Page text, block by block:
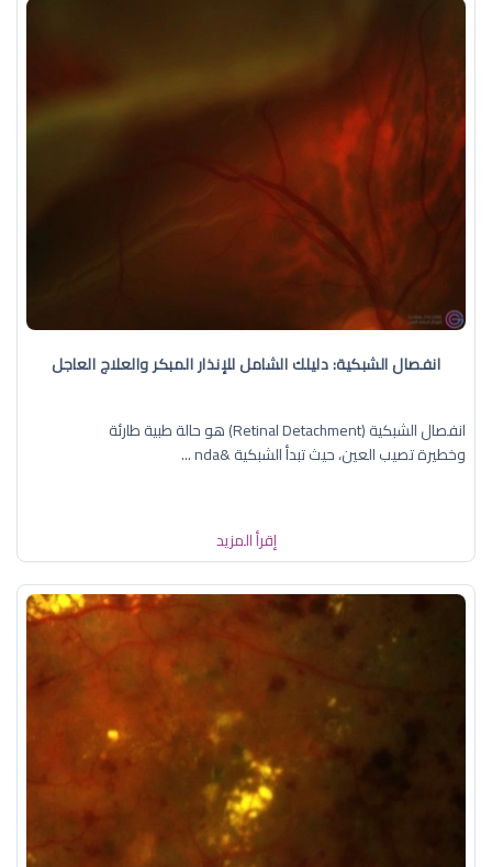
انفصال الشبكية: دليلك الشامل للإنذار المبكر والعلاج العاجل
انفصال الشبكية (Retinal Detachment) هو حالة طبية طارئة
وخطيرة تصيب العين، حيث تبدأ الشبكية &nda ...
إقرأ المزيد